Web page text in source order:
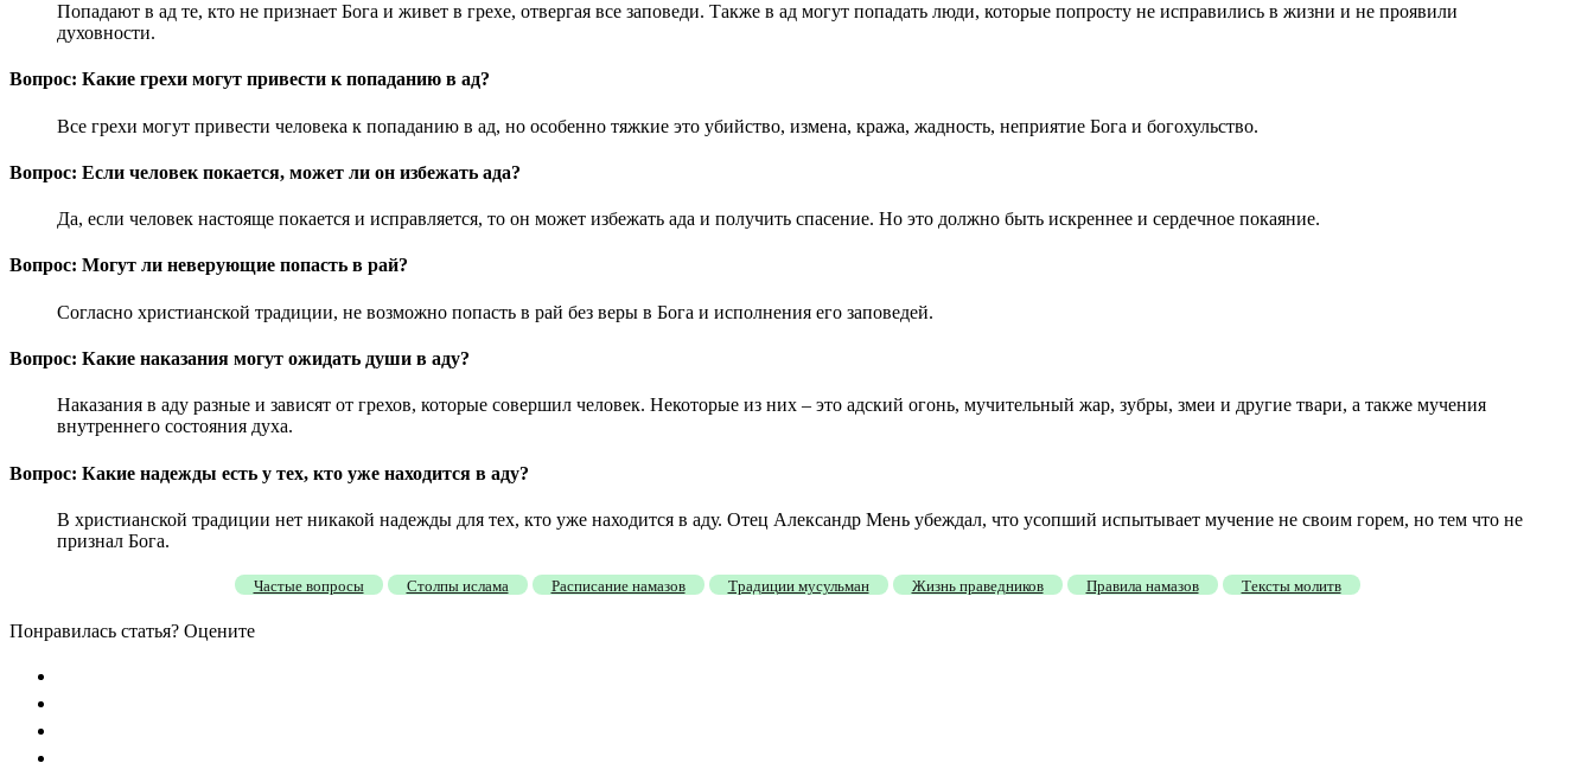
Попадают в ад те, кто не признает Бога и живет в грехе, отвергая все заповеди. Также в ад могут попадать люди, которые попросту не исправились в жизни и не проявили
духовности.
Вопрос: Какие грехи могут привести к попаданию в ад?
Все грехи могут привести человека к попаданию в ад, но особенно тяжкие это убийство, измена, кража, жадность, неприятие Бога и богохульство.
Вопрос: Если человек покается, может ли он избежать ада?
Да, если человек настояще покается и исправляется, то он может избежать ада и получить спасение. Но это должно быть искреннее и сердечное покаяние.
Вопрос: Могут ли неверующие попасть в рай?
Согласно христианской традиции, не возможно попасть в рай без веры в Бога и исполнения его заповедей.
Вопрос: Какие наказания могут ожидать души в аду?
Наказания в аду разные и зависят от грехов, которые совершил человек. Некоторые из них – это адский огонь, мучительный жар, зубры, змеи и другие твари, а также мучения
внутреннего состояния духа.
Вопрос: Какие надежды есть у тех, кто уже находится в аду?
В христианской традиции нет никакой надежды для тех, кто уже находится в аду. Отец Александр Мень убеждал, что усопший испытывает мучение не своим горем, но тем что не
признал Бога.
Частые вопросы Столпы ислама Расписание намазов Традиции мусульман Жизнь праведников Правила намазов Тексты молитв
Понравилась статья? Оцените